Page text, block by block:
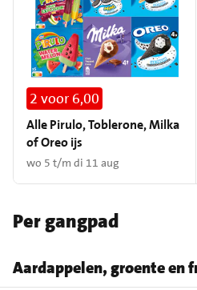
2 voor 6,00
Alle Pirulo, Toblerone, Milka
of Oreo ijs
wo 5 t/m di 11 aug
Per gangpad
Aardappelen, groente en